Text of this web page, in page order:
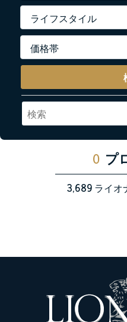
0 プ
3,689ライオ